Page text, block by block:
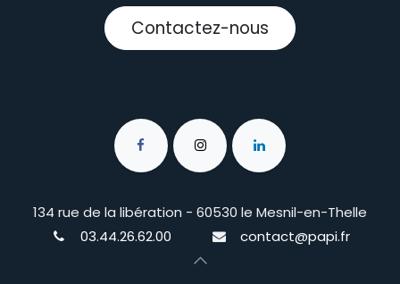
Contactez-nous
134 rue de la libération - 60530 le Mesnil-en-Thelle
03.44.26.62.00
contact@papi.fr